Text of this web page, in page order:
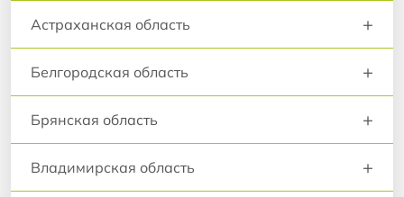
Астраханская область +
Белгородская область +
Брянская область +
Владимирская область +